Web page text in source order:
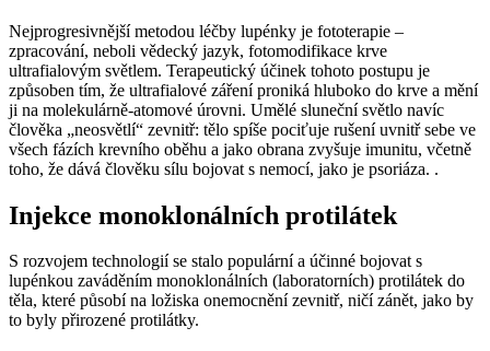
Nejprogresivnější metodou léčby lupénky je fototerapie –
zpracování, neboli vědecký jazyk, fotomodifikace krve
ultrafialovým světlem. Terapeutický účinek tohoto postupu je
způsoben tím, že ultrafialové záření proniká hluboko do krve a mění
ji na molekulárně-atomové úrovni. Umělé sluneční světlo navíc
člověka „neosvětlí“ zevnitř: tělo spíše pociťuje rušení uvnitř sebe ve
všech fázích krevního oběhu a jako obrana zvyšuje imunitu, včetně
toho, že dává člověku sílu bojovat s nemocí, jako je psoriáza. .
Injekce monoklonálních protilátek
S rozvojem technologií se stalo populární a účinné bojovat s
lupénkou zaváděním monoklonálních (laboratorních) protilátek do
těla, které působí na ložiska onemocnění zevnitř, ničí zánět, jako by
to byly přirozené protilátky.